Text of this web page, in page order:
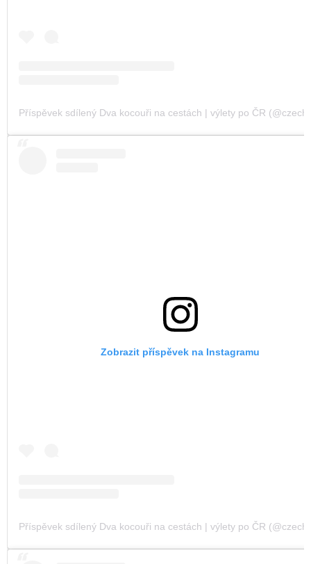
Příspěvek sdílený Dva kocouři na cestách | výlety po ČR
Zobrazit příspěvek na Instagramu
Příspěvek sdílený Dva kocouři na cestách | výlety po ČR